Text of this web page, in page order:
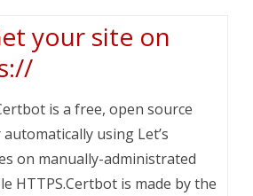
your site on
is a free, open source
using Let’s
on manually-administrated
HTTPS.Certbot is made by the